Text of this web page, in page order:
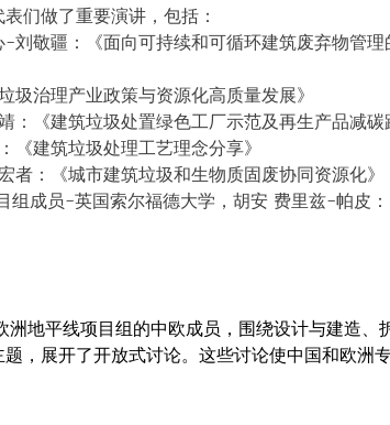
们做了重要演讲，包括：
刘敬疆：《面向可持续和可循环建筑废弃物管
治理产业政策与资源化高质量发展》
《建筑垃圾处置绿色工厂示范及再生产品减碳
建筑垃圾处理工艺理念分享》
：《城市建筑垃圾和生物质固废协同资源化》
组成员-英国索尔福德大学，胡安 费里兹-帕皮
洲地平线项目组的中欧成员，围绕设计与建造、
，展开了开放式讨论。这些讨论使中国和欧洲